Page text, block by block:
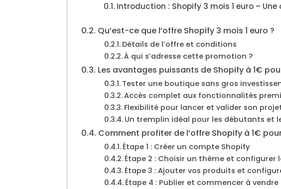
Introduction : Shopify 3 mois 1 euro –
Qu’est-ce que l’offre Shopify 3 mois 1 euro ?
Détails de l’offre et conditions
À qui s’adresse cette promotion ?
Les avantages puissants de Shopify à 1€
Tester une boutique sans gros
Accès complet aux fonctionnalités
Flexibilité pour lancer et valider son
Un tremplin idéal pour les débutants et
Comment profiter de l’offre Shopify à 1€
Étape 1 : Créer un compte Shopify
Étape 2 : Choisir un thème et configurer
Étape 3 : Ajouter vos produits et
Étape 4 : Publier et commencer à vendre